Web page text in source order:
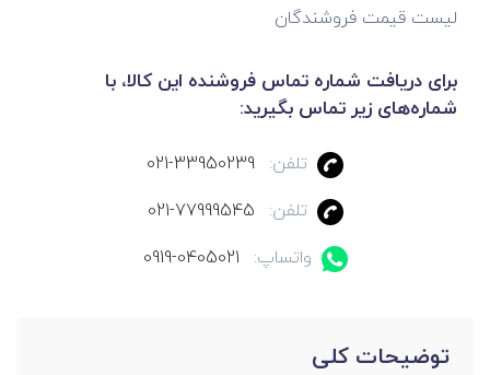
لیست قیمت فروشندگان
برای دریافت شماره تماس فروشنده این کالا، با
شماره‌های زیر تماس بگیرید:
تلفن:
021-33950239
تلفن:
021-77999545
واتساپ:
0919-0405021
توضیحات کلی